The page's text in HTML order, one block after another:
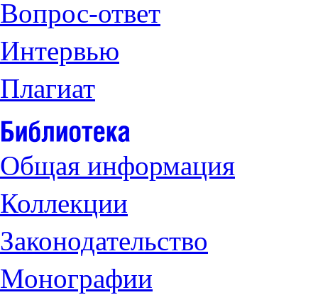
Вопрос-ответ
Интервью
Плагиат
Общая информация
Коллекции
Законодательство
Монографии